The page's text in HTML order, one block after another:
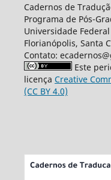
Cadernos de
Programa de Pós-
Universidade
Florianópolis, Santa
Contato:
Este
licença Creative
(CC BY 4.0)